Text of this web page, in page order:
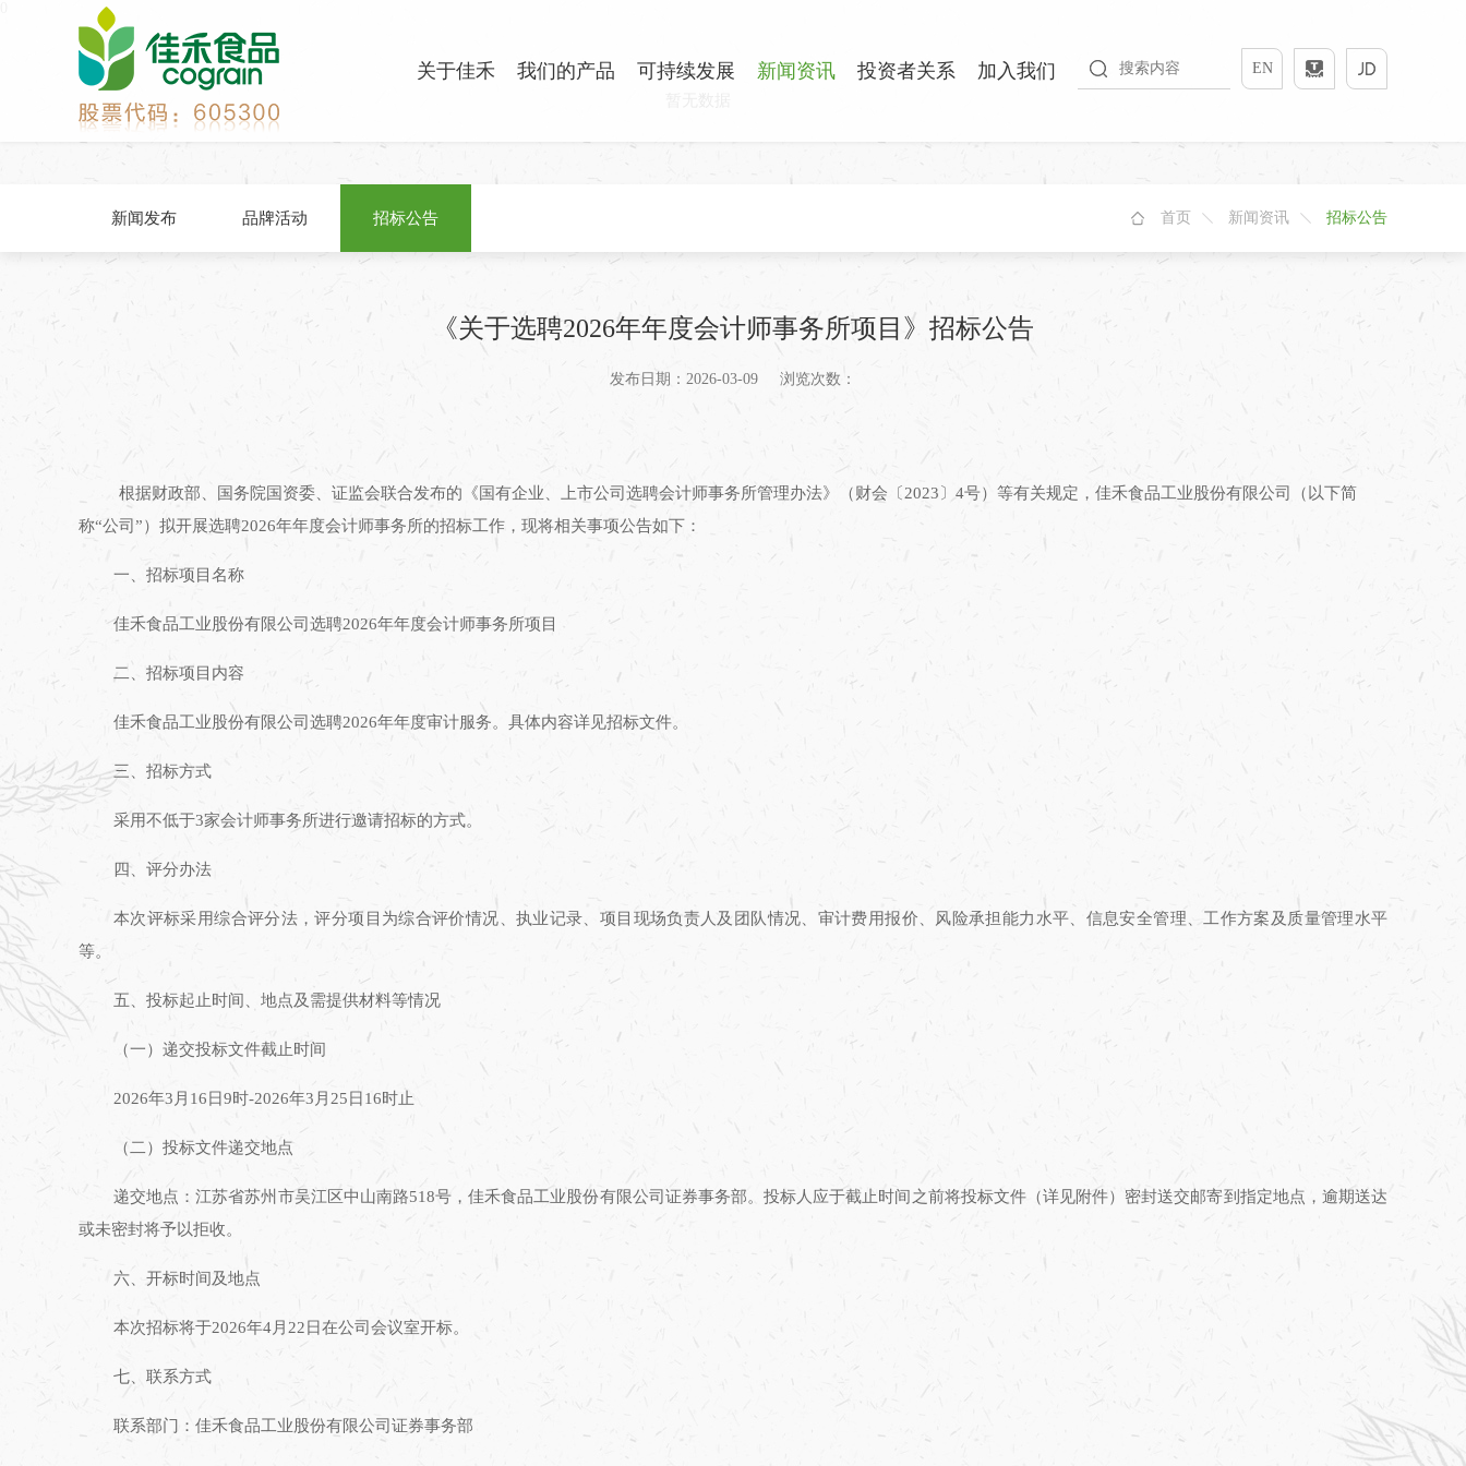
EN
关于佳禾 我们的产品 可持续发展 新闻资讯 投资者关系 加入我们
新闻发布 品牌活动 招标公告 首页 新闻资讯 招标公告
《关于选聘2026年年度会计师事务所项目》招标公告
发布日期：2026-03-09 浏览次数：
根据财政部、国务院国资委、证监会联合发布的《 国有企业、上市公司选聘会计师事务所管理办法》（财会〔 2023 〕4号）等有关规定，佳禾食品工业股份有限公司（以下简
称“公司”）拟开展选聘2026年年度会计师事务所的招标工作，现将相关事项公告如下：
一、招标项目名称
佳禾食品工业股份有限公司选聘2026年年度会计师事务所项目
二、招标项目内容
佳禾食品工业股份有限公司选聘2026年年度审计服务。具体内容详见招标文件。
三、招标方式
采用不低于3家会计师事务所进行邀请招标的方式。
四、评分办法
本次评标采用综合评分法，评分项目为综合评价情况、执业记录、项目现场负责人及团队情况、审计费用报价、风险承担能力水平、信息安全管理、工作方案及质量管理水平
等。
五、投标起止时间、地点及需提供材料等情况
（一）递交投标文件截止时间
2026年3 月 16 日 9时-2026年3 月 25 日 16时止
（二）投标文件递交地点
递交地点：江苏省苏州市吴江区中山南路518号，佳禾食品工业股份有限公司证券事务部。投标人应于截止时间之前将投标文件（详见附件）密封送交邮寄到指定地点，逾期送达
或未密封将予以拒收。
六、开标时间及地点
本次招标将于2026年4月 22 日在公司会议室开标。
七、联系方式
联系部门：佳禾食品工业股份有限公司证券事务部